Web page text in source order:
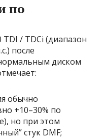
по
TDI / TDCi (диапазон
после
диском
обычно
+10–30% по
но при этом
стук DMF;